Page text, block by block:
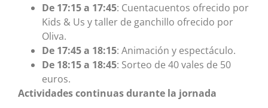
De 17:15 a 17:45: Cuentacuentos ofrecido por
Kids & Us y taller de ganchillo ofrecido por
Oliva.
De 17:45 a 18:15: Animación y espectáculo.
De 18:15 a 18:45: Sorteo de 40 vales de 50
euros.
Actividades continuas durante la jornada